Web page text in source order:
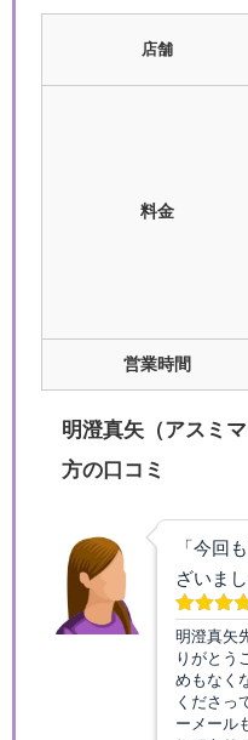
店舗
料金
営業時間
明澄真矢（アスミ
方の口コミ
「今回
ざいまし
明澄真矢
りがとう
めもなく
くださっ
ーメール